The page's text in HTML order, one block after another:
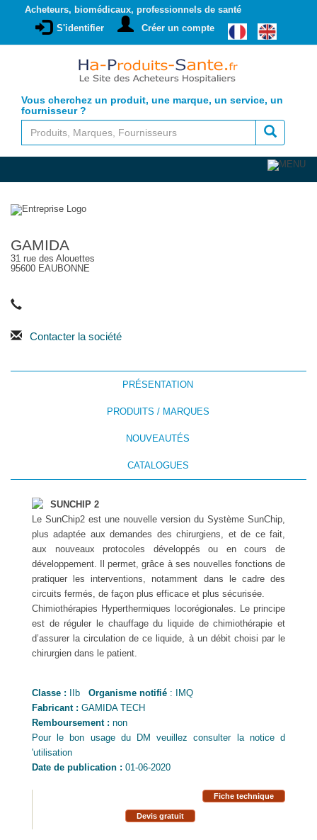
Acheteurs, biomédicaux, professionnels de santé
S'identifier
Créer un compte
Vous cherchez un produit, une marque, un service, un
fournisseur ?
GAMIDA
31 rue des Alouettes
95600 EAUBONNE
Contacter la société
PRÉSENTATION
PRODUITS / MARQUES
NOUVEAUTÉS
CATALOGUES
SUNCHIP 2
Le SunChip2 est une nouvelle version du Système SunChip,
plus adaptée aux demandes des chirurgiens, et de ce fait,
aux nouveaux protocoles développés ou en cours de
développement. Il permet, grâce à ses nouvelles fonctions de
pratiquer les interventions, notamment dans le cadre des
circuits fermés, de façon plus efficace et plus sécurisée.
Chimiothérapies Hyperthermiques locorégionales. Le principe
est de réguler le chauffage du liquide de chimiothérapie et
d’assurer la circulation de ce liquide, à un débit choisi par le
chirurgien dans le patient.
Classe : IIb Organisme notifié : IMQ
Fabricant : GAMIDA TECH
Remboursement : non
Pour le bon usage du DM veuillez consulter la notice d
'utilisation
Date de publication : 01-06-2020
Fiche technique
Devis gratuit